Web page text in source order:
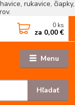
rukavice, čiapky,
Menu
Hľadať
0 ks
za 0,00 €